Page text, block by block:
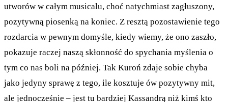
utworów w całym musicalu, choć natychmiast zagłuszony,
pozytywną piosenką na koniec. Z resztą pozostawienie tego
rozdarcia w pewnym domyśle, kiedy wiemy, że ono zaszło,
pokazuje raczej naszą skłonność do spychania myślenia o
tym co nas boli na później. Tak Kuroń zdaje sobie chyba
jako jedyny sprawę z tego, ile kosztuje ów pozytywny mit,
ale jednocześnie – jest tu bardziej Kassandrą niż kimś kto